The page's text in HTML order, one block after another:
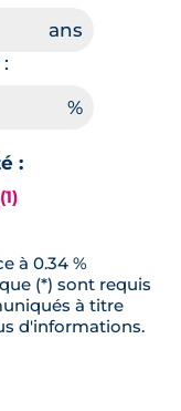
:
(1)
à 0.34 %
(*) sont requis
à titre
d'informations.